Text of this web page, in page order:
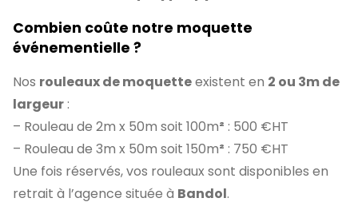
Combien coûte notre moquette
événementielle ?
Nos rouleaux de moquetteexistent en 2 ou 3m de
largeur :
– Rouleau de 2m x 50m soit 100m² : 500 €HT
– Rouleau de 3m x 50m soit 150m² : 750 €HT
Une fois réservés, vos rouleaux sont disponibles en
retrait à l’agence située à Bandol.